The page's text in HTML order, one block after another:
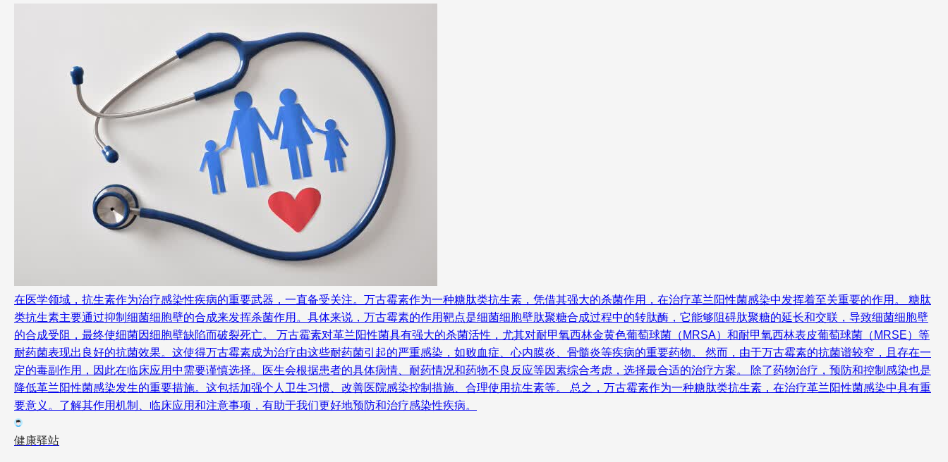
在医学领域，抗生素作为治疗感染性疾病的重要武器，一直备受关注。万古霉素作为一种糖肽类抗生素，凭借其强大的杀菌作用，在治疗革兰阳性菌感染中发挥着至关重要的作用。 糖肽
类抗生素主要通过抑制细菌细胞壁的合成来发挥杀菌作用。具体来说，万古霉素的作用靶点是细菌细胞壁肽聚糖合成过程中的转肽酶，它能够阻碍肽聚糖的延长和交联，导致细菌细胞壁
的合成受阻，最终使细菌因细胞壁缺陷而破裂死亡。 万古霉素对革兰阳性菌具有强大的杀菌活性，尤其对耐甲氧西林金黄色葡萄球菌（MRSA）和耐甲氧西林表皮葡萄球菌（MRSE）等
耐药菌表现出良好的抗菌效果。这使得万古霉素成为治疗由这些耐药菌引起的严重感染，如败血症、心内膜炎、骨髓炎等疾病的重要药物。 然而，由于万古霉素的抗菌谱较窄，且存在一
定的毒副作用，因此在临床应用中需要谨慎选择。医生会根据患者的具体病情、耐药情况和药物不良反应等因素综合考虑，选择最合适的治疗方案。 除了药物治疗，预防和控制感染也是
降低革兰阳性菌感染发生的重要措施。这包括加强个人卫生习惯、改善医院感染控制措施、合理使用抗生素等。 总之，万古霉素作为一种糖肽类抗生素，在治疗革兰阳性菌感染中具有重
要意义。了解其作用机制、临床应用和注意事项，有助于我们更好地预防和治疗感染性疾病。
健康驿站